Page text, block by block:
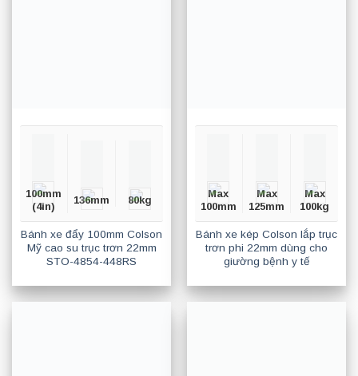
100mm
(4in)
136mm 80kg
Bánh xe đẩy 100mm Colson
Mỹ cao su trục trơn 22mm
STO-4854-448RS
Max
100mm
Max
125mm
Max
100kg
Bánh xe kép Colson lắp trục
trơn phi 22mm dùng cho
giường bệnh y tế